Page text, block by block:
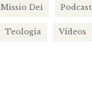
Missio Dei Podcast
Teologia Vídeos